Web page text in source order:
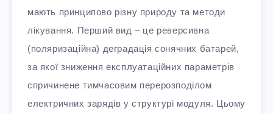
мають принципово різну природу та методи
лікування. Перший вид – це реверсивна
(поляризаційна) деградація сонячних батарей,
за якої зниження експлуатаційних параметрів
спричинене тимчасовим перерозподілом
електричних зарядів у структурі модуля. Цьому